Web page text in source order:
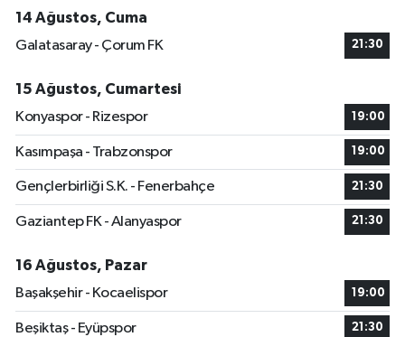
14 Ağustos, Cuma
Galatasaray - Çorum FK
21:30
15 Ağustos, Cumartesi
Konyaspor - Rizespor
19:00
Kasımpaşa - Trabzonspor 19:00
Gençlerbirliği S.K. - Fenerbahçe 21:30
Gaziantep FK - Alanyaspor 21:30
16 Ağustos, Pazar
Başakşehir - Kocaelispor
19:00
Beşiktaş - Eyüpspor 21:30